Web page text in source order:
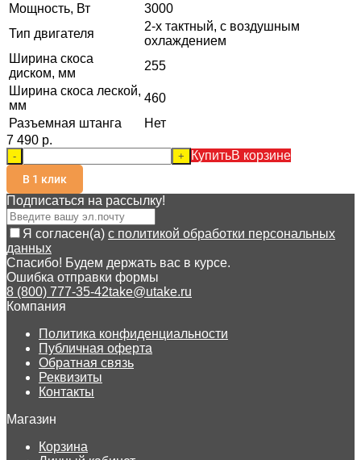
Мощность, Вт
3000
Тип двигателя
2-х тактный, с воздушным
охлаждением
Ширина скоса
диском, мм
255
Ширина скоса леской,
мм
460
Разъемная штанга
Нет
7 490 p.
- + КупитьВ корзине
В 1 клик
Подписаться на рассылкy!
Я согласен(a) с политикой обработки персональных
данных
Спасибо! Будем держать вас в курсе.
Ошибка отправки формы
8 (800) 777-35-42take@utake.ru
Компания
Политика конфиденциальности
Публичная оферта
Обратная связь
Реквизиты
Контакты
Магазин
Корзина